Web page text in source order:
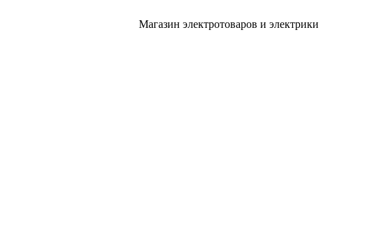
Магазин электротоваров и электрики